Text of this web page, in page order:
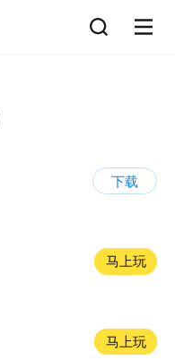
下载
马上玩
马上玩